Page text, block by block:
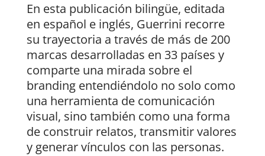
En esta publicación bilingüe, editada
en español e inglés, Guerrini recorre
su trayectoria a través de más de 200
marcas desarrolladas en 33 países y
comparte una mirada sobre el
branding entendiéndolo no solo como
una herramienta de comunicación
visual, sino también como una forma
de construir relatos, transmitir valores
y generar vínculos con las personas.